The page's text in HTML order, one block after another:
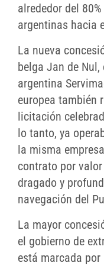
alrededor del
argentinas hacia
La nueva
belga Jan de
argentina
europea también
licitación
lo tanto, ya
la misma
contrato por
dragado y
navegación del
La mayor
el gobierno de
está marcada